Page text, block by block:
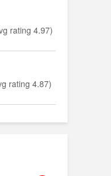
rating 4.97)
rating 4.87)